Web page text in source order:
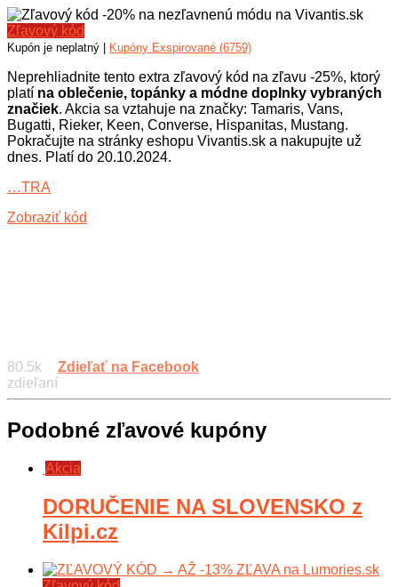
Zľavový kód
Kupón je neplatný | Kupóny Exspirované (6759)
Neprehliadnite tento extra zľavový kód na zľavu -25%, ktorý
platí na oblečenie, topánky a módne doplnky vybraných
značiek. Akcia sa vztahuje na značky: Tamaris, Vans,
Bugatti, Rieker, Keen, Converse, Hispanitas, Mustang.
Pokračujte na stránky eshopu Vivantis.sk a nakupujte už
dnes. Platí do 20.10.2024.
…TRA
Zobraziť kód
80.5k
zdieľaní
Zdieľať na Facebook
Podobné zľavové kupóny
Akcia
DORUČENIE NA SLOVENSKO z
Kilpi.cz